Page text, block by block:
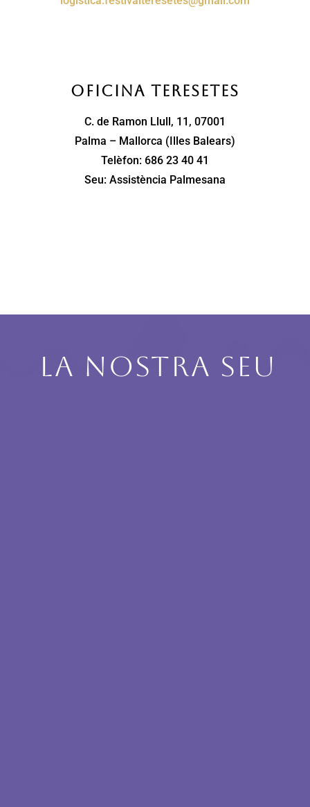
Oficina Teresetes
C. de Ramon Llull, 11, 07001
Palma – Mallorca (Illes Balears)
Telèfon: 686 23 40 41
Seu: Assistència Palmesana
LA NOSTRA SEU